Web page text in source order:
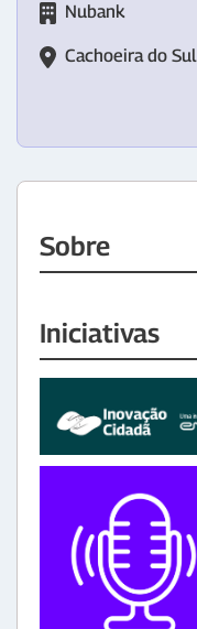
Nubank
Cachoeira do Sul
Sobre
Iniciativas